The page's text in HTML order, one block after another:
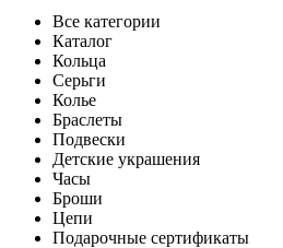
Все категории
Каталог
Кольца
Серьги
Колье
Браслеты
Подвески
Детские украшения
Часы
Броши
Цепи
Подарочные сертификаты